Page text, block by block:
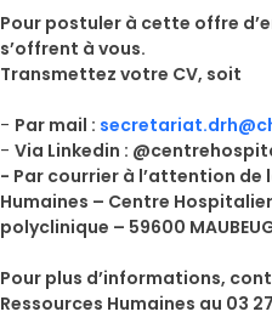
Pour postuler à cette offre
s’offrent à vous.
Transmettez votre CV, soit
- Par mail :
- Via Linkedin :
- Par courrier à l’attention de
Humaines – Centre
polyclinique – 59600
Pour plus d’informations,
Ressources Humaines au 03